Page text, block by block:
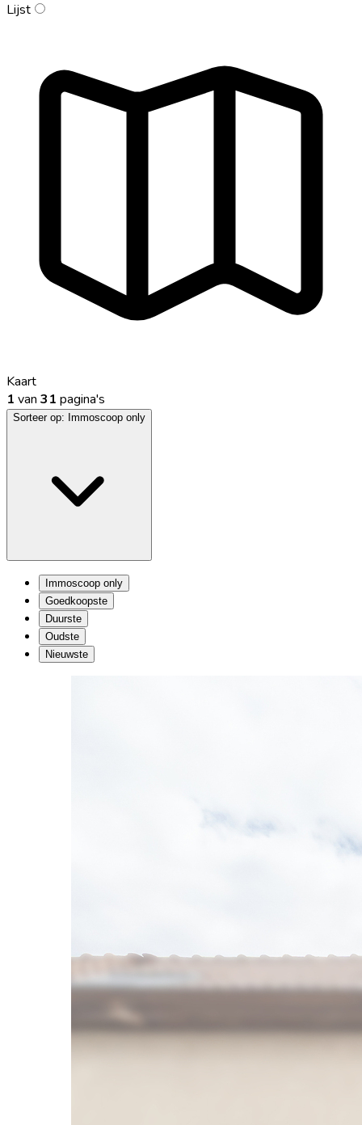
Lijst
Kaart
1 van 31 pagina's
Sorteer op: Immoscoop only
Immoscoop only
Goedkoopste
Duurste
Oudste
Nieuwste